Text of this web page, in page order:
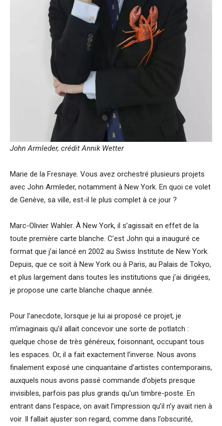
John Armleder, crédit Annik Wetter
Marie de la Fresnaye. Vous avez orchestré plusieurs projets
avec John Armleder, notamment à New York. En quoi ce volet
de Genève, sa ville, est-il le plus complet à ce jour ?
Marc-Olivier Wahler. À New York, il s’agissait en effet de la
toute première carte blanche. C’est John qui a inauguré ce
format que j’ai lancé en 2002 au Swiss Institute de New York.
Depuis, que ce soit à New York ou à Paris, au Palais de Tokyo,
et plus largement dans toutes les institutions que j’ai dirigées,
je propose une carte blanche chaque année.
Pour l’anecdote, lorsque je lui ai proposé ce projet, je
m’imaginais qu’il allait concevoir une sorte de potlatch :
quelque chose de très généreux, foisonnant, occupant tous
les espaces. Or, il a fait exactement l’inverse. Nous avons
finalement exposé une cinquantaine d’artistes contemporains,
auxquels nous avons passé commande d’objets presque
invisibles, parfois pas plus grands qu’un timbre-poste. En
entrant dans l’espace, on avait l’impression qu’il n’y avait rien à
voir. Il fallait ajuster son regard, comme dans l’obscurité,